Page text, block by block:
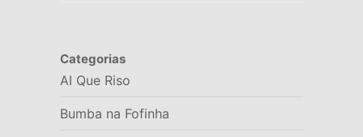
Categorias
AI Que Riso
Bumba na Fofinha